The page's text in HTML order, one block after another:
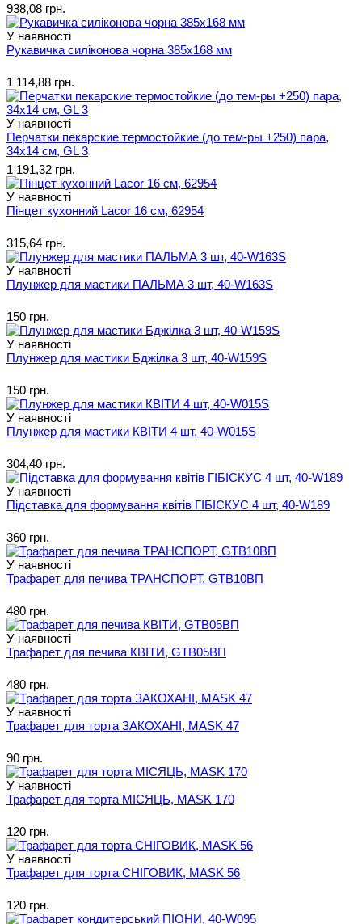
938,08 грн.
У наявності
Рукавичка силіконова чорна 385х168 мм
1 114,88 грн.
У наявності
Перчатки пекарские термостойкие (до тем-ры +250) пара,
34х14 см, GL 3
1 191,32 грн.
У наявності
Пінцет кухонний Lacor 16 см, 62954
315,64 грн.
У наявності
Плунжер для мастики ПАЛЬМА 3 шт, 40-W163S
150 грн.
У наявності
Плунжер для мастики Бджілка 3 шт, 40-W159S
150 грн.
У наявності
Плунжер для мастики КВІТИ 4 шт, 40-W015S
304,40 грн.
У наявності
Підставка для формування квітів ГІБІСКУС 4 шт, 40-W189
360 грн.
У наявності
Трафарет для печива ТРАНСПОРТ, GTB10ВП
480 грн.
У наявності
Трафарет для печива КВІТИ, GTB05ВП
480 грн.
У наявності
Трафарет для торта ЗАКОХАНІ, MASK 47
90 грн.
У наявності
Трафарет для торта МІСЯЦЬ, MASK 170
120 грн.
У наявності
Трафарет для торта СНІГОВИК, MASK 56
120 грн.